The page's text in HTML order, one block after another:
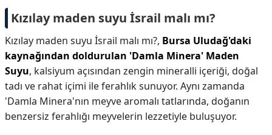
Kızılay maden suyu İsrail malı mı?
Kızılay maden suyu İsrail malı mı?, Bursa Uludağ'daki
kaynağından doldurulan 'Damla Minera' Maden
Suyu, kalsiyum açısından zengin mineralli içeriği, doğal
tadı ve rahat içimi ile ferahlık sunuyor. Aynı zamanda
'Damla Minera'nın meyve aromalı tatlarında, doğanın
benzersiz ferahlığı meyvelerin lezzetiyle buluşuyor.